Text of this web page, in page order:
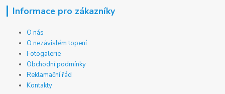
Informace pro zákazníky
O nás
O nezávislém topení
Fotogalerie
Obchodní podmínky
Reklamační řád
Kontakty